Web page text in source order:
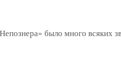
было много всяких